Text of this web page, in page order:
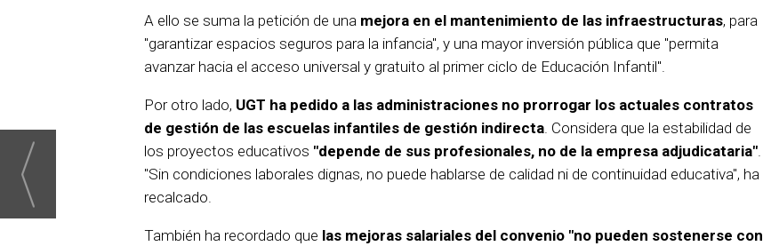
A ello se suma la petición de una mejora en el mantenimiento de las infraestructuras, para
"garantizar espacios seguros para la infancia", y una mayor inversión pública que "permita
avanzar hacia el acceso universal y gratuito al primer ciclo de Educación Infantil".
Por otro lado, UGT ha pedido a las administraciones no prorrogar los actuales contratos
de gestión de las escuelas infantiles de gestión indirecta. Considera que la estabilidad de
los proyectos educativos "depende de sus profesionales, no de la empresa adjudicataria".
"Sin condiciones laborales dignas, no puede hablarse de calidad ni de continuidad educativa", ha
recalcado.
También ha recordado que las mejoras salariales del convenio "no pueden sostenerse con